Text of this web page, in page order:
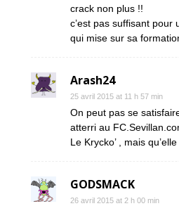
crack non plus !!
c’est pas suffisant pour
qui mise sur sa
Arash24
25 avril 2015 at 11 h 57 min
On peut pas se
atterri au
Le Krycko’ , mais
GODSMACK
26 avril 2015 at 2 h 00 min